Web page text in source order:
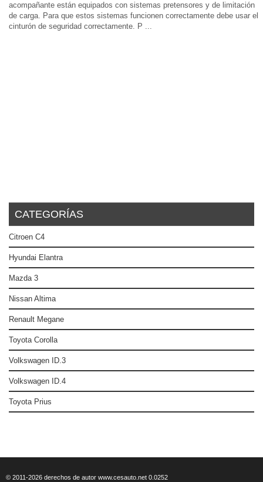
acompañante están equipados con sistemas pretensores y de limitación
de carga. Para que estos sistemas funcionen correctamente debe usar el
cinturón de seguridad correctamente. P ...
CATEGORÍAS
Citroen C4
Hyundai Elantra
Mazda 3
Nissan Altima
Renault Megane
Toyota Corolla
Volkswagen ID.3
Volkswagen ID.4
Toyota Prius
© 2011-2026 derechos de autor www.cesauto.net 0.0252